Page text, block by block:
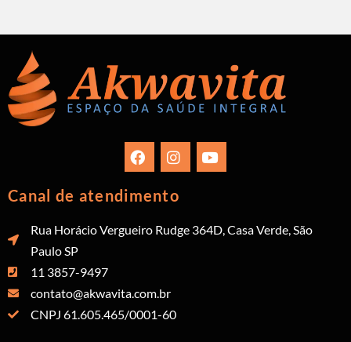
Canal de atendimento
Rua Horácio Vergueiro Rudge 364D, Casa Verde, São
Paulo SP
11 3857-9497
contato@akwavita.com.br
CNPJ 61.605.465/0001-60